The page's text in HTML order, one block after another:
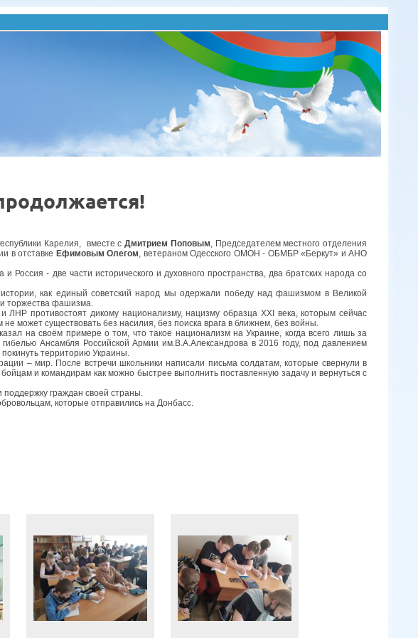
Карелия, вместе с Дмитрием Поповым , Председателем местного отделения
в отставке Ефимовым Олегом , ветераном Одесского ОМОН - ОБМБР «Беркут» и АНО
Россия - две части исторического и духовного пространства, два братских народа со
как единый советский народ мы одержали победу над фашизмом в Великой
торжества фашизма.
противостоят дикому национализму, нацизму образца XXI века, которым сейчас
может существовать без насилия, без поиска врага в ближнем, без войны.
на своём примере о том, что такое национализм на Украине, когда всего лишь за
Ансамбля Российской Армии им.В.А.Александрова в 2016 году, под давлением
территорию Украины.
– мир. После встречи школьники написали письма солдатам, которые свернули в
и командирам как можно быстрее выполнить поставленную задачу и вернуться с
граждан своей страны.
которые отправились на Донбасс.